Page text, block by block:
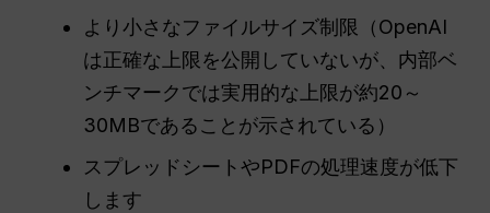
より小さなファイルサイズ制限（OpenAI
は正確な上限を公開していないが、内部ベ
ンチマークでは実用的な上限が約20～
30MBであることが示されている）
スプレッドシートやPDFの処理速度が低下
します